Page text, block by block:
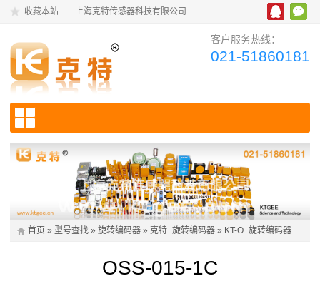
收藏本站 上海克特传感器科技有限公司
客户服务热线：
021-51860181
首页 » 型号查找 » 旋转编码器 » 克特_旋转编码器 » KT-O_旋转编码器
OSS-015-1C